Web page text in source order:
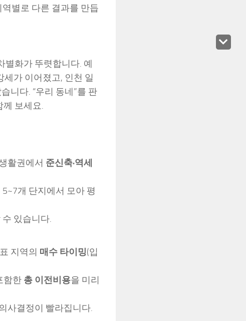
별로 다른 결과를 만듭
별화가 뚜렷합니다. 예
세가 이어졌고, 인천 일
니다. “우리 동네”를 판
께 보세요.
활권에서 준신축·역세
5~7개 단지에서 모아 평
있습니다.
지역의 매수 타이밍(입
함한 총 이전비용을 미리
사결정이 빨라집니다.